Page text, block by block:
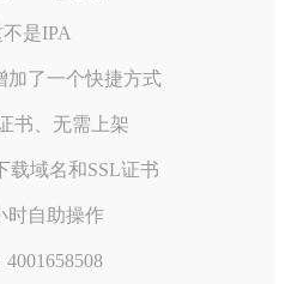
是IPA
加了一个快捷方式
书、无需上架
载域名和SSL证书
时自助操作